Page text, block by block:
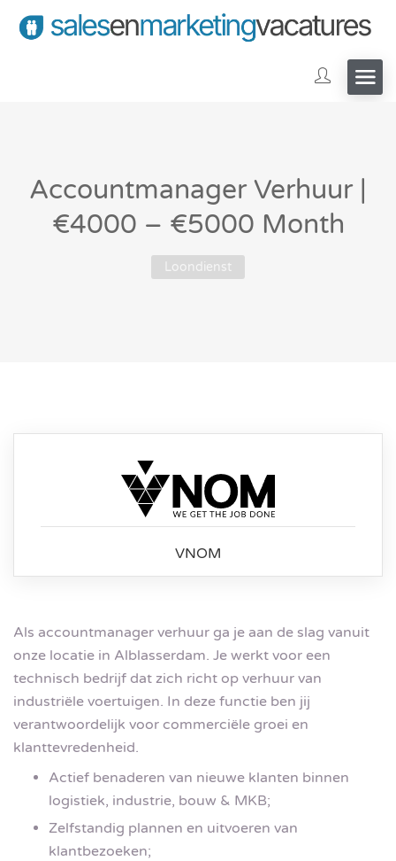
Accountmanager Verhuur |
€4000 – €5000 Month
Loondienst
VNOM
Als accountmanager verhuur ga je aan de slag vanuit
onze locatie in Alblasserdam. Je werkt voor een
technisch bedrijf dat zich richt op verhuur van
industriële voertuigen. In deze functie ben jij
verantwoordelijk voor commerciële groei en
klanttevredenheid.
Actief benaderen van nieuwe klanten binnen
logistiek, industrie, bouw & MKB;
Zelfstandig plannen en uitvoeren van
klantbezoeken;